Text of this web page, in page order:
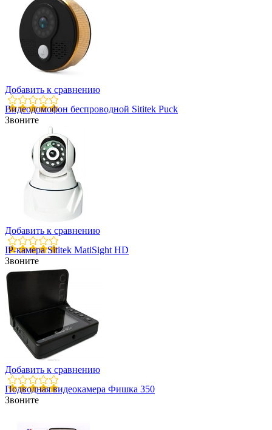
Добавить к сравнению
Видеодомофон беспроводной Sititek Puck
Звоните
Добавить к сравнению
IP-камера Sititek MatiSight HD
Звоните
Добавить к сравнению
Подводная видеокамера Фишка 350
Звоните